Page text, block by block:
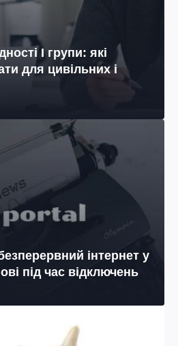
I групи: які
для цивільних і
інтернет у
під час відключень